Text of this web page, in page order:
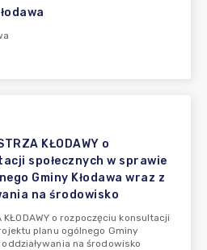
KŁODAWY o
społecznych w sprawie
Gminy Kłodawa wraz z
na środowisko
KŁODAWY o rozpoczęciu konsultacji
planu ogólnego Gminy
na środowisko